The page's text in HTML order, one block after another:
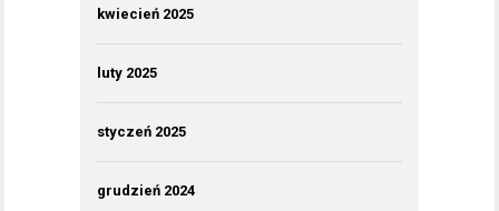
kwiecień 2025
luty 2025
styczeń 2025
grudzień 2024